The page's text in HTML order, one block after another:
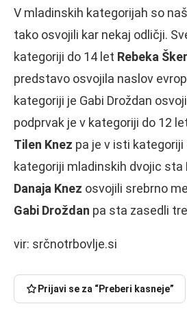
V mladinskih kategorijah so
tako osvojili kar nekaj odličji.
kategoriji do 14 let Rebeka Škerl
predstavo osvojila naslov
kategoriji je Gabi Droždan
podprvak je v kategoriji do 12
Tilen Knez pa je v isti kategoriji
kategoriji mladinskih dvojic sta
Danaja Knez osvojili srebrno
Gabi Droždan pa sta zasedli
vir: srčnotrbovlje.si
Prijavi se za “Preberi kasneje”